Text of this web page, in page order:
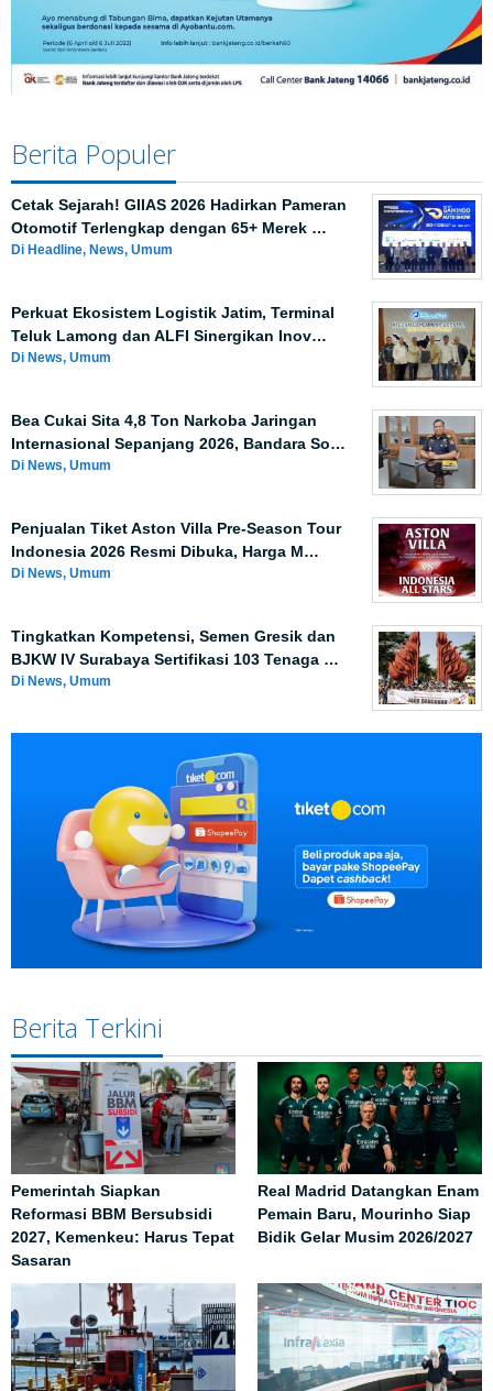
Berita Populer
Cetak Sejarah! GIIAS 2026 Hadirkan Pameran
Otomotif Terlengkap dengan 65+ Merek …
Di Headline, News, Umum
Perkuat Ekosistem Logistik Jatim, Terminal
Teluk Lamong dan ALFI Sinergikan Inov…
Di News, Umum
Bea Cukai Sita 4,8 Ton Narkoba Jaringan
Internasional Sepanjang 2026, Bandara So…
Di News, Umum
Penjualan Tiket Aston Villa Pre-Season Tour
Indonesia 2026 Resmi Dibuka, Harga M…
Di News, Umum
Tingkatkan Kompetensi, Semen Gresik dan
BJKW IV Surabaya Sertifikasi 103 Tenaga …
Di News, Umum
Berita Terkini
Pemerintah Siapkan
Reformasi BBM Bersubsidi
2027, Kemenkeu: Harus Tepat
Sasaran
Real Madrid Datangkan Enam
Pemain Baru, Mourinho Siap
Bidik Gelar Musim 2026/2027